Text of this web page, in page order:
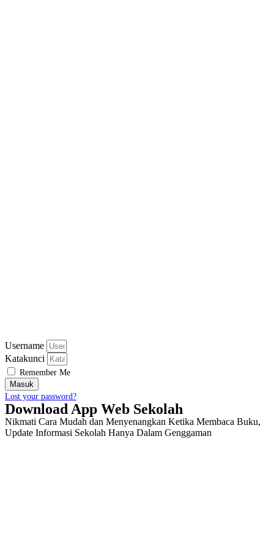
Username
Katakunci
Remember Me
Masuk
Lost your password?
Download App Web Sekolah
Nikmati Cara Mudah dan Menyenangkan Ketika Membaca Buku,
Update Informasi Sekolah Hanya Dalam Genggaman